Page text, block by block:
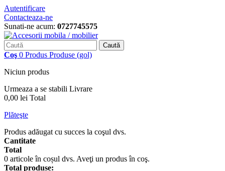
Autentificare
Contacteaza-ne
Sunati-ne acum: 0727745575
Caută
Coş 0 Produs Produse (gol)
Niciun produs
Urmeaza a se stabili Livrare
0,00 lei Total
Plăteşte
Produs adăugat cu succes la coşul dvs.
Cantitate
Total
0 articole în coșul dvs. Aveţi un produs în coş.
Total produse: